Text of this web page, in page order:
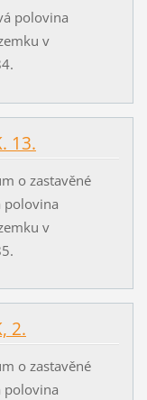
polovina
v
13.
o zastavěné
polovina
v
2.
o zastavěné
polovina